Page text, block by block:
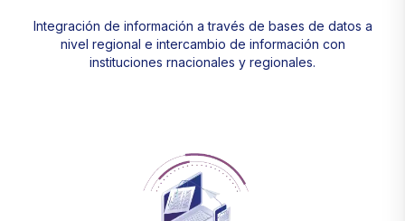
Integración de información a través de bases de datos a
nivel regional e intercambio de información con
instituciones rnacionales y regionales.